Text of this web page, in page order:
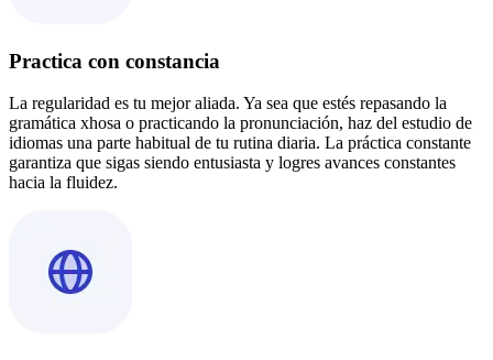
Practica con constancia
La regularidad es tu mejor aliada. Ya sea que estés repasando la
gramática xhosa o practicando la pronunciación, haz del estudio de
idiomas una parte habitual de tu rutina diaria. La práctica constante
garantiza que sigas siendo entusiasta y logres avances constantes
hacia la fluidez.